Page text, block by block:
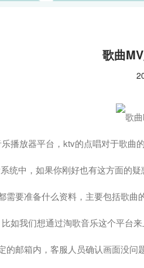
歌曲
播放器平台，ktv的点唱对于歌曲
统中，如果你刚好也有这方面的疑
需要准备什么资料，主要包括歌
如我们想通过淘歌音乐这个平台
的邮箱内，客服人员确认画面没